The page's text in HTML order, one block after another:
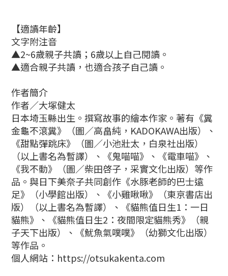
【適讀年齡】
文字附注音
▲2~6歲親子共讀；6歲以上自己閱讀。
▲適合親子共讀，也適合孩子自己讀。
作者簡介
作者／大塚健太
日本埼玉縣出生。撰寫故事的繪本作家。著有《糞
金龜不滾糞》（圖／高畠純，KADOKAWA出版）、
《甜點彈跳床》（圖／小池壯太，白泉社出版）
（以上書名為暫譯）、《鬼喵喵》、《電車喵》、
《我不動》（圖／柴田啓子，采實文化出版）等作
品。與日下美奈子共同創作《水豚老師的巴士遠
足》（小學館出版）、《小雞啾啾》（東京書店出
版）（以上書名為暫譯）、《貓熊值日生1：一日
貓熊》、《貓熊值日生2：夜間限定貓熊秀》（親
子天下出版）、《魷魚氣噗噗》（幼獅文化出版）
等作品。
個人網站：https://otsukakenta.com